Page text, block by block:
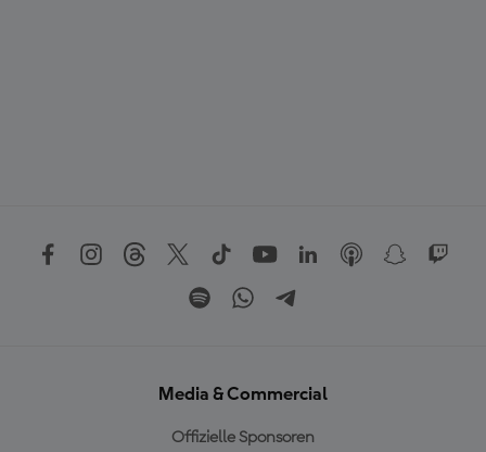
Media & Commercial
Offizielle Sponsoren